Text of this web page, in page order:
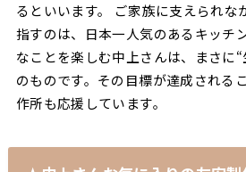
るといいます。 ご家族に支えられな
指すのは、日本一人気のあるキッチ
なことを楽しむ中上さんは、まさに
のものです。その目標が達成される
作所も応援しています。